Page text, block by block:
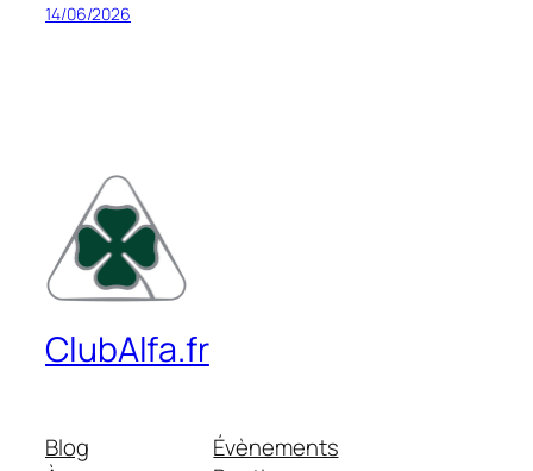
14/06/2026
ClubAlfa.fr
Blog
Évènements